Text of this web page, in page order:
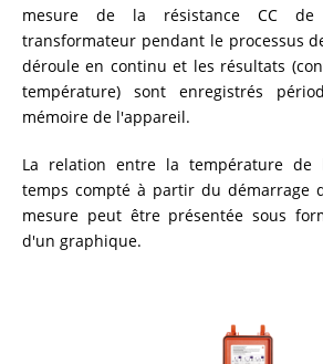
CATALOGUE
mesure de la résistance CC de
transformateur pendant le processus
déroule en continu et les résultats
température) sont enregistrés
mémoire de l'appareil.
La relation entre la température de
temps compté à partir du démarrage
mesure peut être présentée sous
d'un graphique.